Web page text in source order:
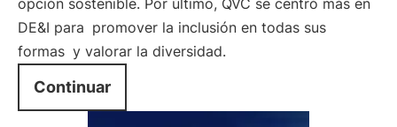
opción sostenible. Por último, QVC se centró más en
DE&I para promover la inclusión en todas sus
formas y valorar la diversidad.
Continuar